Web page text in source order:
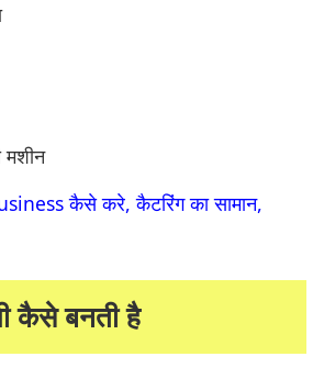
मशीन
कैसे करे, कैटरिंग का सामान,
कैसे बनती है